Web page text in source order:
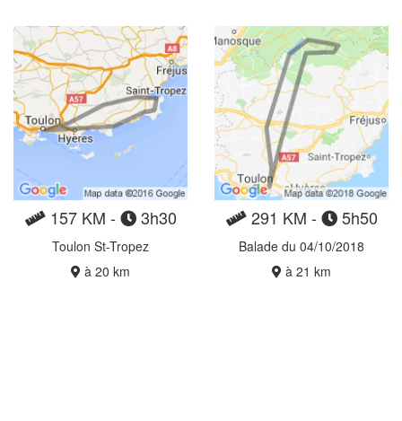
157 KM - 3h30
Toulon St-Tropez
à 20 km
291 KM - 5h50
Balade du 04/10/2018
à 21 km